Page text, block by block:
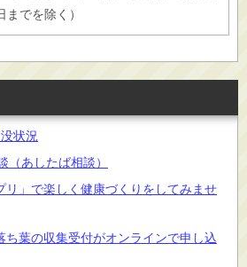
でを除く）
状況
（あしたば相談）
リ」で楽しく健康づくりをしてみませ
ち葉の収集受付がオンラインで申し込